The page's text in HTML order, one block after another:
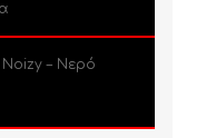
– Νερό